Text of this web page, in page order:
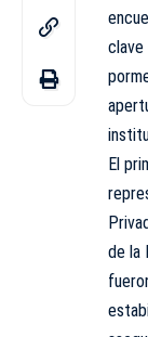
clave
El
de la